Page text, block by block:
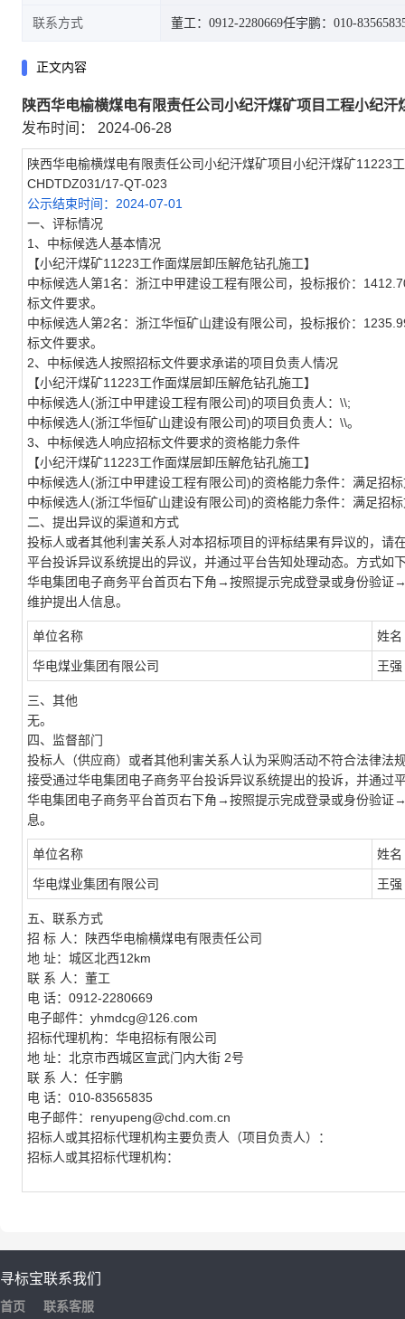
联系方式 董工：0912-2280669任宇鹏：010-
正文内容
陕西华电榆横煤电有限责任公司小纪汗煤矿项目工程小纪
发布时间： 2024-06-28
陕西华电榆横煤电有限责任公司小纪汗煤矿项目小纪汗煤矿11223
CHDTDZ031/17-QT-023
公示结束时间：2024-07-01
一、评标情况
1、中标候选人基本情况
【小纪汗煤矿11223工作面煤层卸压解危钻孔施工】
中标候选人第1名：浙江中甲建设工程有限公司，投标报价：
标文件要求。
中标候选人第2名：浙江华恒矿山建设有限公司，投标报价：
标文件要求。
2、中标候选人按照招标文件要求承诺的项目负责人情况
【小纪汗煤矿11223工作面煤层卸压解危钻孔施工】
中标候选人(浙江中甲建设工程有限公司)的项目负责人：\\;
中标候选人(浙江华恒矿山建设有限公司)的项目负责人：\\。
3、中标候选人响应招标文件要求的资格能力条件
【小纪汗煤矿11223工作面煤层卸压解危钻孔施工】
中标候选人(浙江中甲建设工程有限公司)的资格能力条件：满足招
中标候选人(浙江华恒矿山建设有限公司)的资格能力条件：满足招
二、提出异议的渠道和方式
投标人或者其他利害关系人对本招标项目的评标结果有异议的，
平台投诉异议系统提出的异议，并通过平台告知处理动态。方式如
华电集团电子商务平台首页右下角→按照提示完成登录或身份验
维护提出人信息。
单位名称 姓名
华电煤业集团有限公司 王强
三、其他
无。
四、监督部门
投标人（供应商）或者其他利害关系人认为采购活动不符合法律
接受通过华电集团电子商务平台投诉异议系统提出的投诉，并通过
华电集团电子商务平台首页右下角→按照提示完成登录或身份验
息。
单位名称 姓名
华电煤业集团有限公司 王强
五、联系方式
招 标 人：陕西华电榆横煤电有限责任公司
地 址：城区北西12km
联 系 人：董工
电 话：0912-2280669
电子邮件：yhmdcg@126.com
招标代理机构：华电招标有限公司
地 址：北京市西城区宣武门内大街 2号
联 系 人：任宇鹏
电 话：010-83565835
电子邮件：renyupeng@chd.com.cn
招标人或其招标代理机构主要负责人（项目负责人）：
招标人或其招标代理机构：
寻标宝
首页
联系我们
联系客服